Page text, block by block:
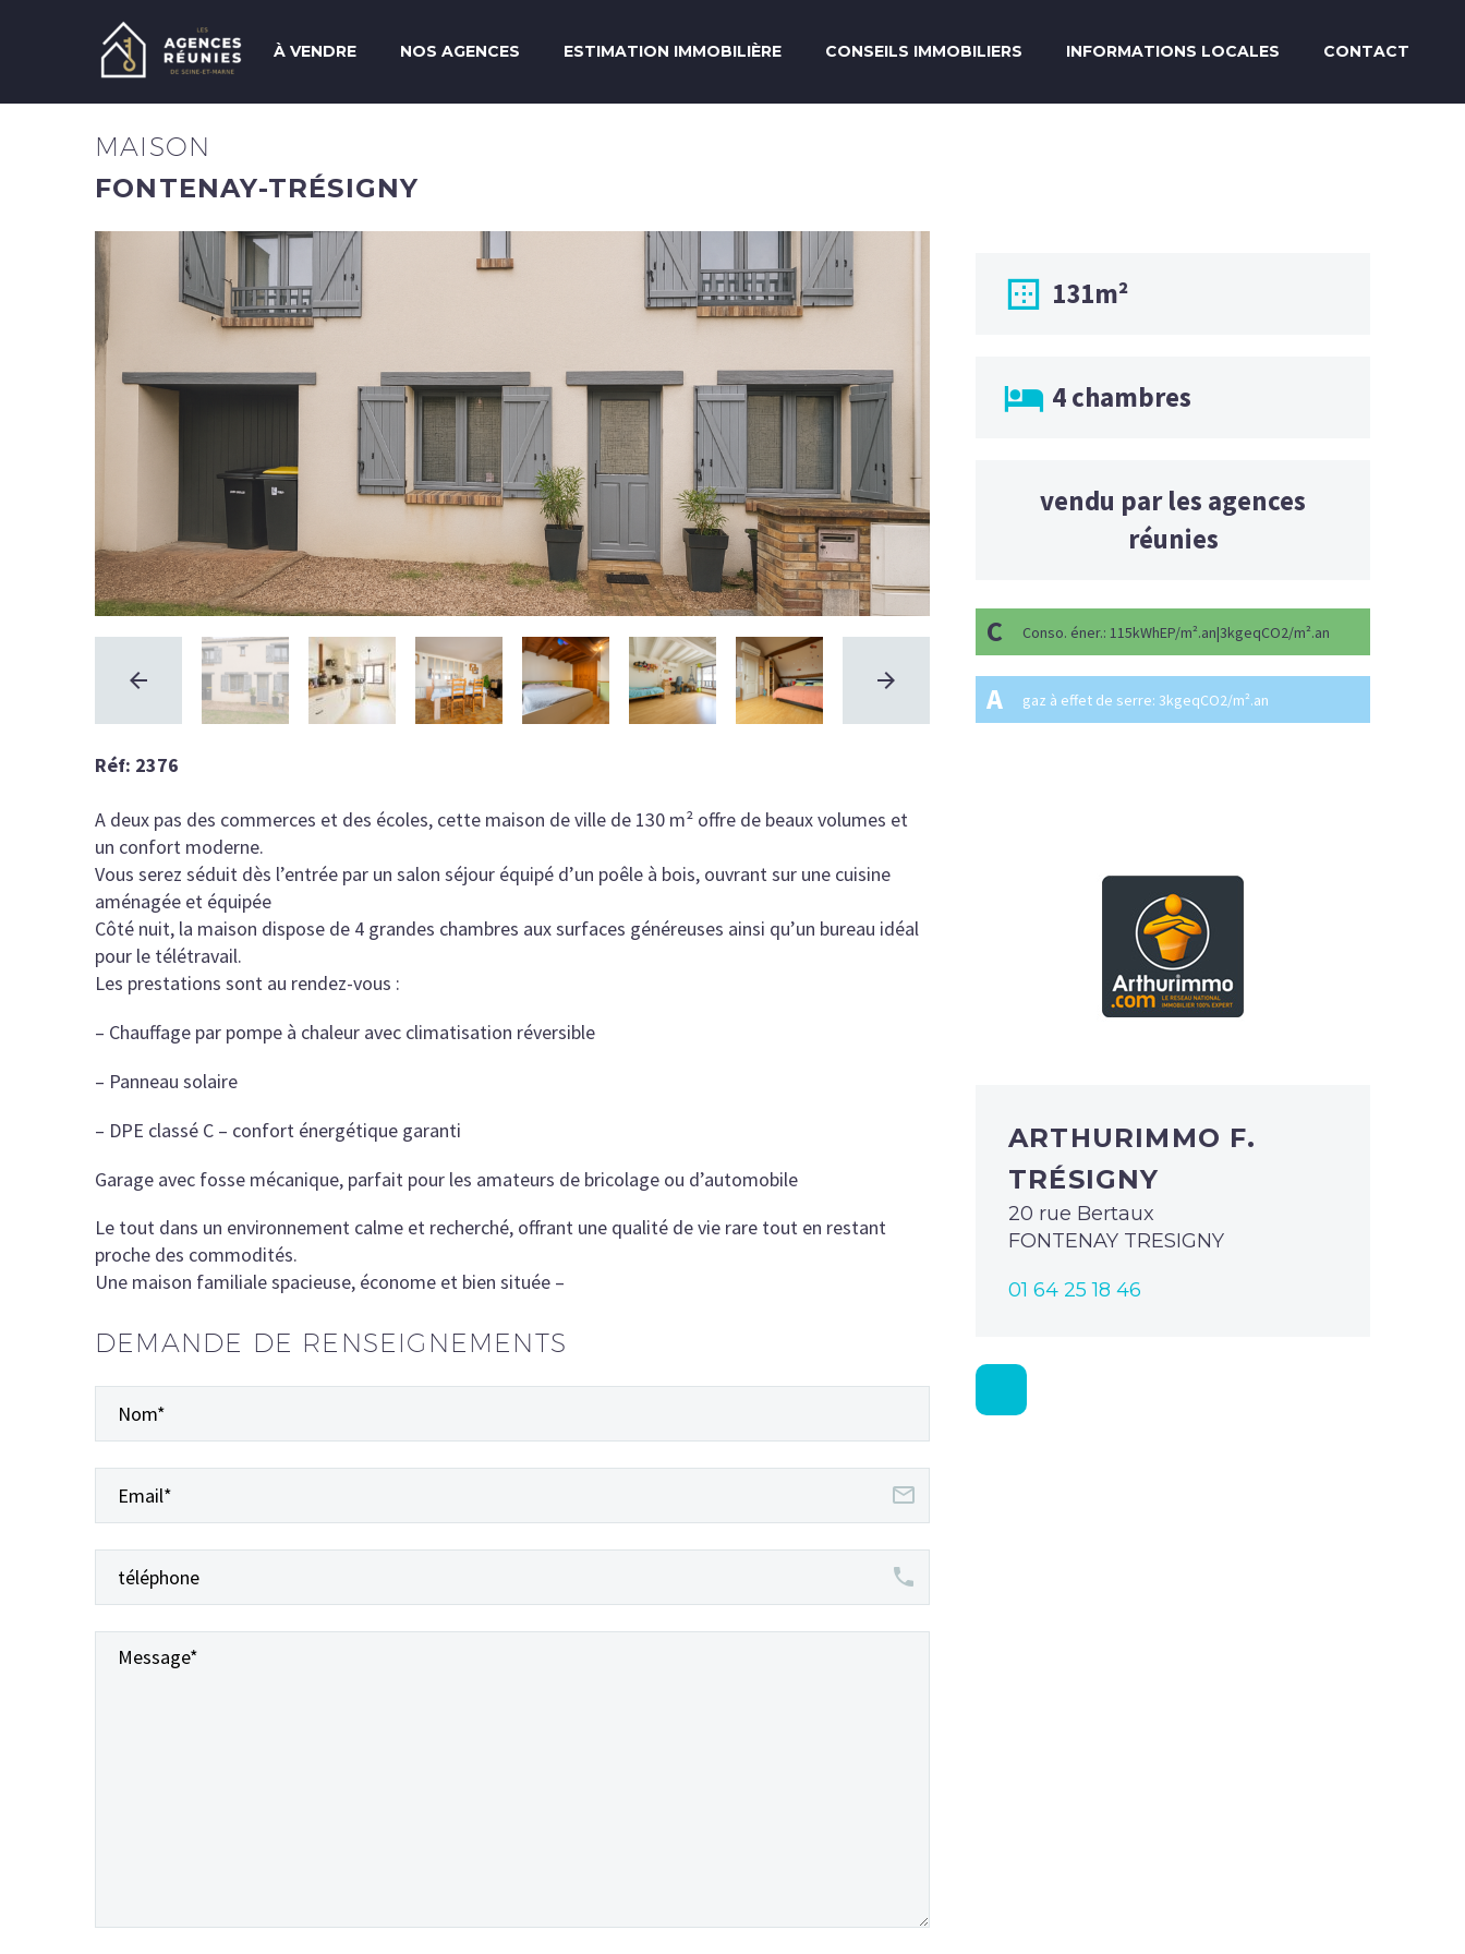
À VENDRE NOS AGENCES ESTIMATION IMMOBILIÈRE CONSEILS IMMOBILIERS INFORMATIONS LOCALES CONTACT
MAISON
FONTENAY-TRÉSIGNY
Réf: 2376
A deux pas des commerces et des écoles, cette maison de ville de 130 m² offre de beaux volumes et
un confort moderne.
Vous serez séduit dès l’entrée par un salon séjour équipé d’un poêle à bois, ouvrant sur une cuisine
aménagée et équipée
Côté nuit, la maison dispose de 4 grandes chambres aux surfaces généreuses ainsi qu’un bureau idéal
pour le télétravail.
Les prestations sont au rendez-vous :
– Chauffage par pompe à chaleur avec climatisation réversible
– Panneau solaire
– DPE classé C – confort énergétique garanti
Garage avec fosse mécanique, parfait pour les amateurs de bricolage ou d’automobile
Le tout dans un environnement calme et recherché, offrant une qualité de vie rare tout en restant
proche des commodités.
Une maison familiale spacieuse, économe et bien située –
DEMANDE DE RENSEIGNEMENTS
 131m²
 4 chambres
vendu par les agences
réunies
C Conso. éner.: 115kWhEP/m².an|3kgeqCO2/m².an
A gaz à effet de serre: 3kgeqCO2/m².an
ARTHURIMMO F.
TRÉSIGNY
20 rue Bertaux
FONTENAY TRESIGNY
01 64 25 18 46